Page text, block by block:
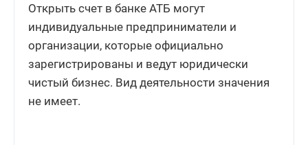
Открыть счет в банке АТБ могут
индивидуальные предприниматели и
организации, которые официально
зарегистрированы и ведут юридически
чистый бизнес. Вид деятельности значения
не имеет.